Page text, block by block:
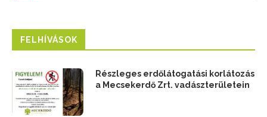
FELHÍVÁSOK
Részleges erdőlátogatási korlátozás
a Mecsekerdő Zrt. vadászterületein